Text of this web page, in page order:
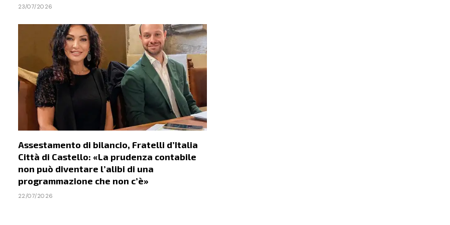
23/07/2026
Assestamento di bilancio, Fratelli d’Italia
Città di Castello: «La prudenza contabile
non può diventare l’alibi di una
programmazione che non c’è»
22/07/2026